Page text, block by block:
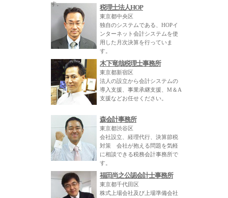
す。
税理士法人HOP
東京都中央区
独自のシステムである、HOPイ
ンターネット会計システムを使
用した月次決算を行っていま
す。
木下竜哉税理士事務所
東京都新宿区
法人の設立から会計システムの
導入支援、事業承継支援、M＆A
支援などお任せください。
森会計事務所
東京都渋谷区
会社設立、経理代行、決算節税
対策 会社が抱える問題を気軽
に相談できる税務会計事務所で
す。
福田尚之公認会計士事務所
東京都千代田区
株式上場会社及び上場準備会社